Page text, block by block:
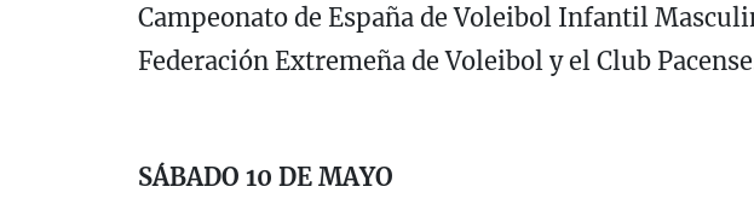
Campeonato de España de Voleibol Infantil
Federación Extremeña de Voleibol y el Club
SÁBADO 10 DE MAYO